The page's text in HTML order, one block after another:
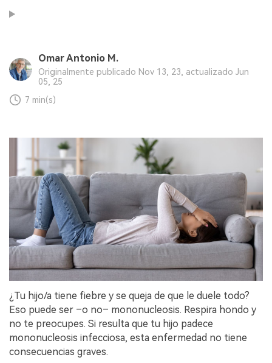
Omar Antonio M.
Originalmente publicado Nov 13, 23, actualizado Jun
05, 25
7 min(s)
¿Tu hijo/a tiene fiebre y se queja de que le duele todo?
Eso puede ser –o no– mononucleosis. Respira hondo y
no te preocupes. Si resulta que tu hijo padece
mononucleosis infecciosa, esta enfermedad no tiene
consecuencias graves.